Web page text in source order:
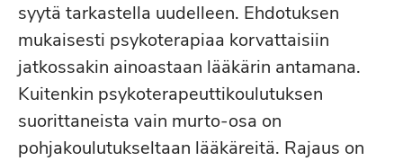
syytä tarkastella uudelleen. Ehdotuksen
mukaisesti psykoterapiaa korvattaisiin
jatkossakin ainoastaan lääkärin antamana.
Kuitenkin psykoterapeuttikoulutuksen
suorittaneista vain murto-osa on
pohjakoulutukseltaan lääkäreitä. Rajaus on